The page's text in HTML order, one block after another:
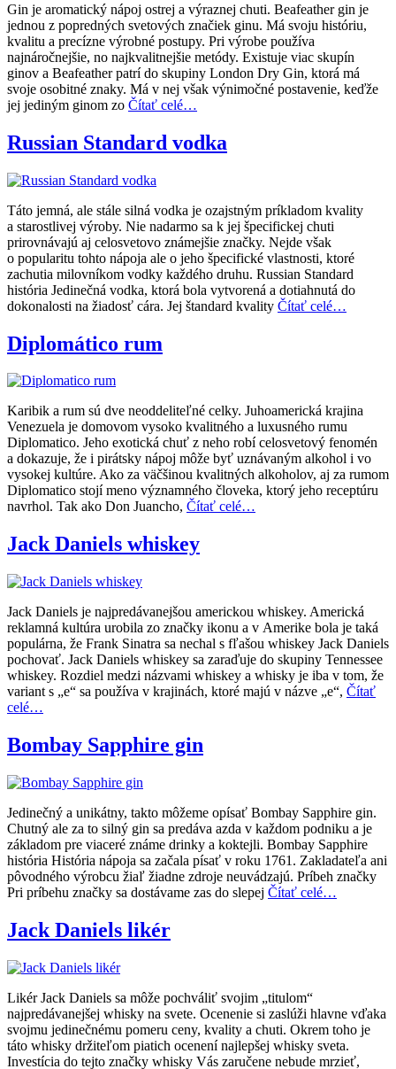
Gin je aromatický nápoj ostrej a výraznej chuti. Beafeather gin je
jednou z popredných svetových značiek ginu. Má svoju históriu,
kvalitu a precízne výrobné postupy. Pri výrobe používa
najnáročnejšie, no najkvalitnejšie metódy. Existuje viac skupín
ginov a Beafeather patrí do skupiny London Dry Gin, ktorá má
svoje osobitné znaky. Má v nej však výnimočné postavenie, keďže
jej jediným ginom zo Čítať celé…
Russian Standard vodka
Táto jemná, ale stále silná vodka je ozajstným príkladom kvality
a starostlivej výroby. Nie nadarmo sa k jej špecifickej chuti
prirovnávajú aj celosvetovo známejšie značky. Nejde však
o popularitu tohto nápoja ale o jeho špecifické vlastnosti, ktoré
zachutia milovníkom vodky každého druhu. Russian Standard
história Jedinečná vodka, ktorá bola vytvorená a dotiahnutá do
dokonalosti na žiadosť cára. Jej štandard kvality Čítať celé…
Diplomático rum
Karibik a rum sú dve neoddeliteľné celky. Juhoamerická krajina
Venezuela je domovom vysoko kvalitného a luxusného rumu
Diplomatico. Jeho exotická chuť z neho robí celosvetový fenomén
a dokazuje, že i pirátsky nápoj môže byť uznávaným alkohol i vo
vysokej kultúre. Ako za väčšinou kvalitných alkoholov, aj za rumom
Diplomatico stojí meno významného človeka, ktorý jeho receptúru
navrhol. Tak ako Don Juancho, Čítať celé…
Jack Daniels whiskey
Jack Daniels je najpredávanejšou americkou whiskey. Americká
reklamná kultúra urobila zo značky ikonu a v Amerike bola je taká
populárna, že Frank Sinatra sa nechal s fľašou whiskey Jack Daniels
pochovať. Jack Daniels whiskey sa zaraďuje do skupiny Tennessee
whiskey. Rozdiel medzi názvami whiskey a whisky je iba v tom, že
variant s „e“ sa používa v krajinách, ktoré majú v názve „e“, Čítať
celé…
Bombay Sapphire gin
Jedinečný a unikátny, takto môžeme opísať Bombay Sapphire gin.
Chutný ale za to silný gin sa predáva azda v každom podniku a je
základom pre viaceré známe drinky a koktejli. Bombay Sapphire
história História nápoja sa začala písať v roku 1761. Zakladateľa ani
pôvodného výrobcu žiaľ žiadne zdroje neuvádzajú. Príbeh značky
Pri príbehu značky sa dostávame zas do slepej Čítať celé…
Jack Daniels likér
Likér Jack Daniels sa môže pochváliť svojim „titulom“
najpredávanejšej whisky na svete. Ocenenie si zaslúži hlavne vďaka
svojmu jedinečnému pomeru ceny, kvality a chuti. Okrem toho je
táto whisky držiteľom piatich ocenení najlepšej whisky sveta.
Investícia do tejto značky whisky Vás zaručene nebude mrzieť,